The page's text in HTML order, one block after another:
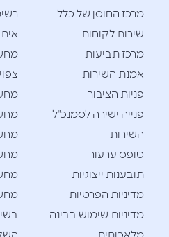
מרכז החוסן של כלל
שירות לקוחות
מרכז תביעות
אמנת השירות
פניות הציבור
פנייה ישירה לסמנכ"ל
השירות
טופס ערעור
תובענות ייצוגיות
מדיניות הפרטיות
מדיניות שימוש בבינה